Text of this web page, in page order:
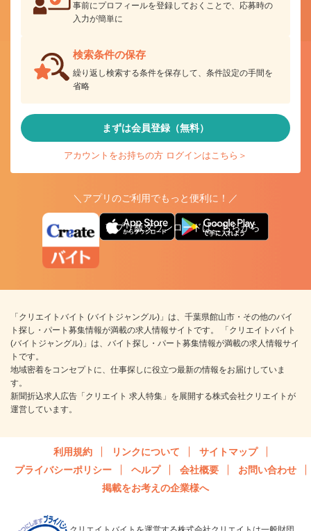
事前にプロフィールを登録しておくことで、応募時の
入力が簡単に
検索条件の保存
繰り返し検索する条件を保存して、条件設定の手間を
省略
まずは会員登録（無料）
アカウントをお持ちの方 ログインはこちら＞
＼アプリのご利用でもっと便利に！／
アプリ版ダウンロードはこちらから
「クリエイトバイト (バイトジャングル)」は、千葉県館山市・その他のバイ
ト探し・パート募集情報が満載の求人情報サイトです。 「クリエイトバイト
(バイトジャングル)」は、バイト探し・パート募集情報が満載の求人情報サイ
トです。
地域密着をコンセプトに、仕事探しに役立つ最新の情報をお届けしていま
す。
新聞折込求人広告「クリエイト 求人特集」を展開する株式会社クリエイトが
運営しています。
利用規約 リンクについて
サイトマップ
プライバシーポリシー
ヘルプ 会社概要
お問い合わせ
掲載をお考えの企業様へ